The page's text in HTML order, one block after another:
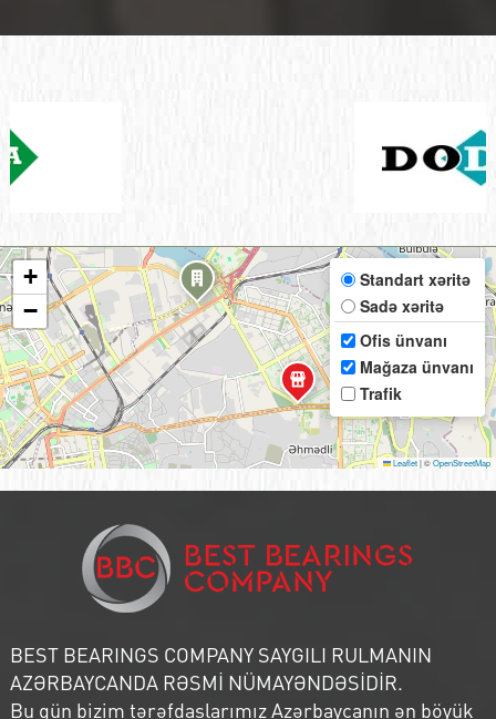
+
−
Standart xəritə
Sadə xəritə
Ofis ünvanı
Mağaza ünvanı
Trafik
Leaflet|©OpenStreetMap
BEST BEARINGS COMPANY SAYGILI RULMANIN
AZƏRBAYCANDA RƏSMİ NÜMAYƏNDƏSİDİR.
Bu gün bizim tərəfdaşlarımız Azərbaycanın ən böyük